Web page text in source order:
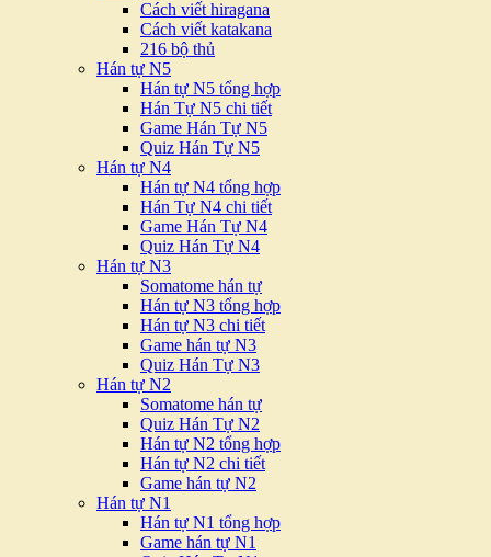
Cách viết hiragana
Cách viết katakana
216 bộ thủ
Hán tự N5
Hán tự N5 tổng hợp
Hán Tự N5 chi tiết
Game Hán Tự N5
Quiz Hán Tự N5
Hán tự N4
Hán tự N4 tổng hợp
Hán Tự N4 chi tiết
Game Hán Tự N4
Quiz Hán Tự N4
Hán tự N3
Somatome hán tự
Hán tự N3 tổng hợp
Hán tự N3 chi tiết
Game hán tự N3
Quiz Hán Tự N3
Hán tự N2
Somatome hán tự
Quiz Hán Tự N2
Hán tự N2 tổng hợp
Hán tự N2 chi tiết
Game hán tự N2
Hán tự N1
Hán tự N1 tổng hợp
Game hán tự N1